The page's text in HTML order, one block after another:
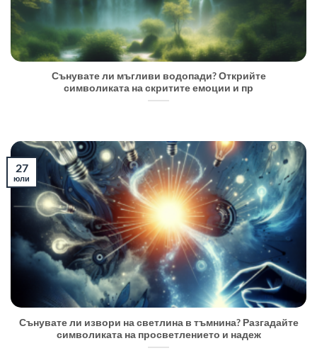
Сънувате ли мъгливи водопади? Открийте
символиката на скритите емоции и пр
Сънувате ли извори на светлина в тъмнина? Разгадайте
символиката на просветлението и надеж
27
юли